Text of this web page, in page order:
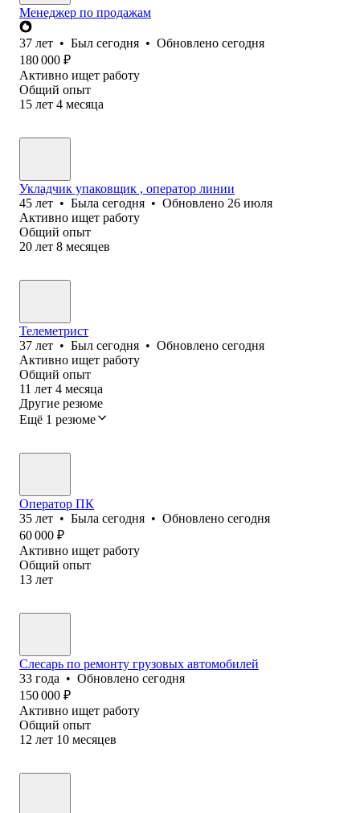
Менеджер по продажам
37 лет • Был сегодня • Обновлено сегодня
180 000 ₽
Активно ищет работу
Общий опыт
15 лет 4 месяца
Укладчик упаковщик , оператор линии
45 лет • Была сегодня • Обновлено 26 июля
Активно ищет работу
Общий опыт
20 лет 8 месяцев
Телеметрист
37 лет • Был сегодня • Обновлено сегодня
Активно ищет работу
Общий опыт
11 лет 4 месяца
Другие резюме
Ещё 1 резюме
Оператор ПК
35 лет • Была сегодня • Обновлено сегодня
60 000 ₽
Активно ищет работу
Общий опыт
13 лет
Слесарь по ремонту грузовых автомобилей
33 года • Обновлено сегодня
150 000 ₽
Активно ищет работу
Общий опыт
12 лет 10 месяцев